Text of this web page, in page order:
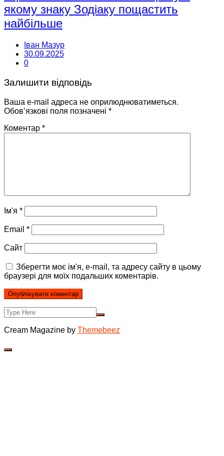
якому знаку Зодіаку пощастить
найбільше
Іван Мазур
30.09.2025
0
Залишити відповідь
Ваша e-mail адреса не оприлюднюватиметься.
Обов’язкові поля позначені *
Коментар *
Ім'я *
Email *
Сайт
Зберегти моє ім'я, e-mail, та адресу сайту в цьому
браузері для моїх подальших коментарів.
Cream Magazine by Themebeez